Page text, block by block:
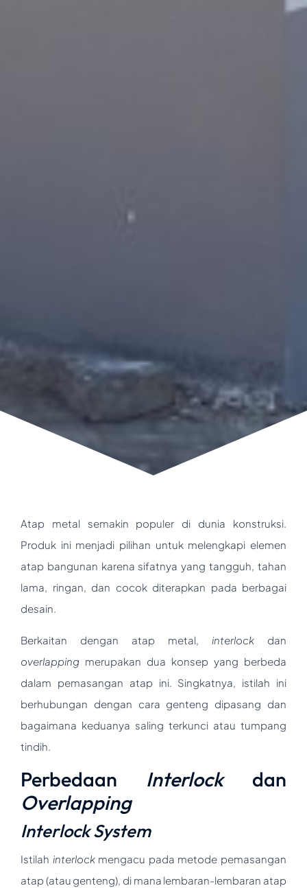
Atap metal semakin populer di dunia konstruksi.
Produk ini menjadi pilihan untuk melengkapi elemen
atap bangunan karena sifatnya yang tangguh, tahan
lama, ringan, dan cocok diterapkan pada berbagai
desain.
Berkaitan dengan atap metal, interlock dan
overlapping merupakan dua konsep yang berbeda
dalam pemasangan atap ini. Singkatnya, istilah ini
berhubungan dengan cara genteng dipasang dan
bagaimana keduanya saling terkunci atau tumpang
tindih.
Perbedaan Interlockdan
Overlapping
Interlock System
Istilah interlock mengacu pada metode pemasangan
atap (atau genteng), di mana lembaran-lembaran atap